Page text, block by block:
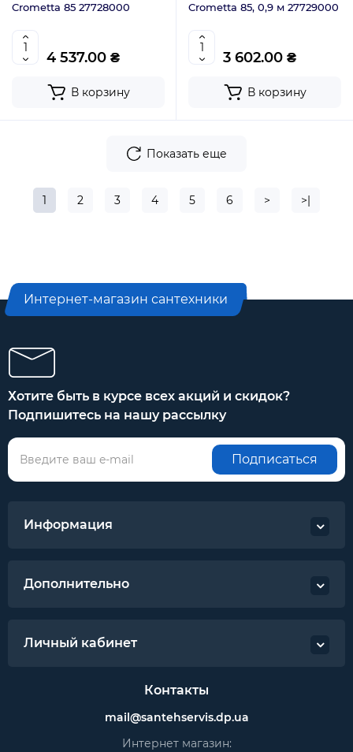
Crometta 85 27728000
4 537.00 ₴
В корзину
Crometta 85, 0,9 м 27729000
3 602.00 ₴
В корзину
Показать еще
1 2 3 4 5 6 > >|
Интернет-магазин сантехники
Хотите быть в курсе всех акций и скидок?
Подпишитесь на нашу рассылку
Подписаться
Информация
Дополнительно
Личный кабинет
Контакты
mail@santehservis.dp.ua
Интернет магазин: